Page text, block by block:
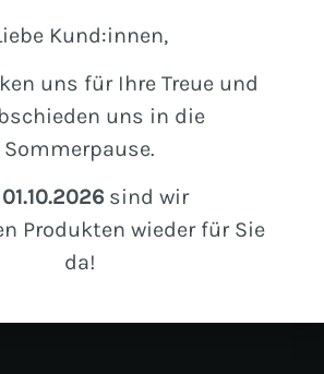
Rinderwürstel ca 470 g
sirova kobasica
Kund:innen,
uns für Ihre Treue und
uns in die
Sommerpause.
sind wir
Produkten wieder für Sie
da!